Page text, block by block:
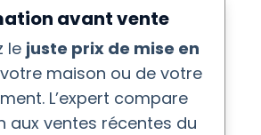
avant vente
le juste prix de mise en
maison ou de votre
L’expert compare
aux ventes récentes du